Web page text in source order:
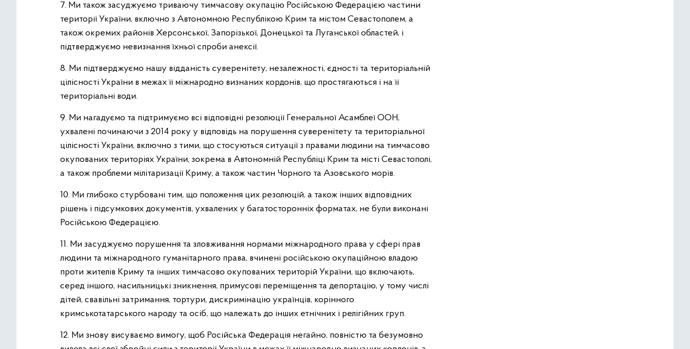
7. Ми також засуджуємо триваючу тимчасову окупацію Російською Федерацією частини
території України, включно з Автономною Республікою Крим та містом Севастополем, а
також окремих районів Херсонської, Запорізької, Донецької та Луганської областей, і
підтверджуємо невизнання їхньої спроби анексії.
8. Ми підтверджуємо нашу відданість суверенітету, незалежності, єдності та територіальній
цілісності України в межах її міжнародно визнаних кордонів, що простягаються і на її
територіальні води.
9. Ми нагадуємо та підтримуємо всі відповідні резолюції Генеральної Асамблеї ООН,
ухвалені починаючи з 2014 року у відповідь на порушення суверенітету та територіальної
цілісності України, включно з тими, що стосуються ситуації з правами людини на тимчасово
окупованих територіях України, зокрема в Автономній Республіці Крим та місті Севастополі,
а також проблеми мілітаризації Криму, а також частин Чорного та Азовського морів.
10. Ми глибоко стурбовані тим, що положення цих резолюцій, а також інших відповідних
рішень і підсумкових документів, ухвалених у багатосторонніх форматах, не були виконані
Російською Федерацією.
11. Ми засуджуємо порушення та зловживання нормами міжнародного права у сфері прав
людини та міжнародного гуманітарного права, вчинені російською окупаційною владою
проти жителів Криму та інших тимчасово окупованих територій України, що включають,
серед іншого, насильницькі зникнення, примусові переміщення та депортацію, у тому числі
дітей, свавільні затримання, тортури, дискримінацію українців, корінного
кримськотатарського народу та осіб, що належать до інших етнічних і релігійних груп.
12. Ми знову висуваємо вимогу, щоб Російська Федерація негайно, повністю та безумовно